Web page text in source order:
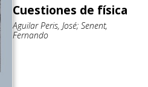
Cuestiones de física
Aguilar Peris, José; Senent,
Fernando